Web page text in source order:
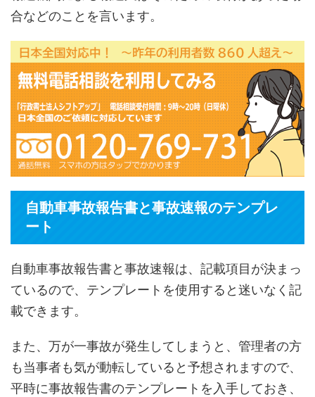
合などのことを言います。
自動車事故報告書と事故速報のテンプレ
ート
自動車事故報告書と事故速報は、記載項目が決まっ
ているので、テンプレートを使用すると迷いなく記
載できます。
また、万が一事故が発生してしまうと、管理者の方
も当事者も気が動転していると予想されますので、
平時に事故報告書のテンプレートを入手しておき、